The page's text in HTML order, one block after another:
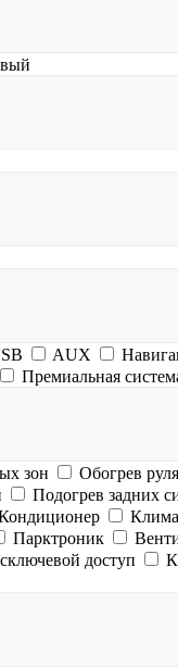
AUX
Премиальная
зон Обогрев руля
Подогрев задних
Парктроник
доступ